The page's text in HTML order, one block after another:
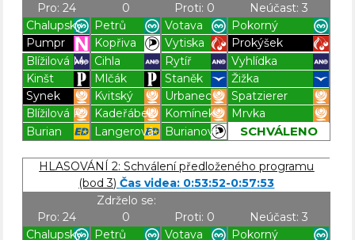
Pro: 24
0
Proti: 0
Neúčast: 3
Chalupský
Petrů Votava
Pokorný
Pumpr
Kopřiva Vytiska
Prokýšek
Blížilová M. Cihla Rytíř
Vyhlídka
Kinšt
Mlčák Staněk
Žižka
Synek
Kvitský Urbanec
Spatzierer
Blížilová P.
Kadeřábek Komínek
Mrvka
Burian
Langerová Burianová SCHVÁLENO
HLASOVÁNÍ 2: Schválení předloženého programu
(bod 3) Čas videa: 0:53:52-0:57:53
Pro: 24
Zdrželo se:
0
Proti: 0
Neúčast: 3
Chalupský
Petrů Votava
Pokorný